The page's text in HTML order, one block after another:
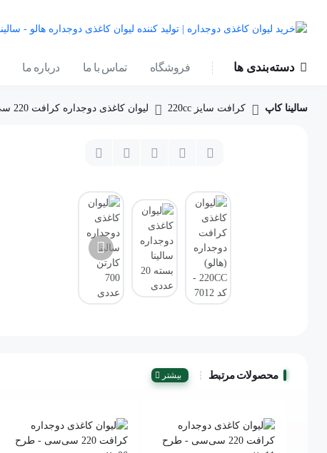
دسته‌بندی ها فروشگاه تماس با ما درباره ما
سالینا کاپ کرافت سایز 220cc لیوان کاغذی دوجداره کرافت 220 سی‌سی ساده بدون طرح
محصولات مرتبط بیشتر